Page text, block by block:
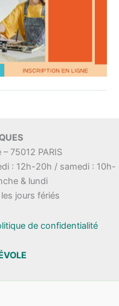
75012 PARIS
: 12h-20h / samedi : 10h-
& lundi
jours fériés
de confidentialité